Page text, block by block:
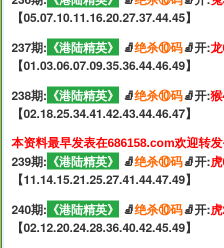
【05.07.10.11.16.20.27.37.44.45】
237期: 《港陆精英》 🧦绝杀⑩码🧦开:
【01.03.06.07.09.35.36.44.46.49】
238期: 《港陆精英》 🧦绝杀⑩码🧦开:
【02.18.25.34.41.42.43.44.46.47】
本资料最早发表在686158.com欢迎转
239期: 《港陆精英》 🧦绝杀⑩码🧦开:
【11.14.15.21.25.27.41.44.47.49】
240期: 《港陆精英》 🧦绝杀⑩码🧦开:
【02.12.20.24.28.36.40.42.45.49】